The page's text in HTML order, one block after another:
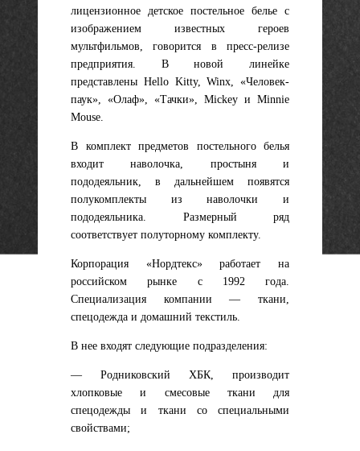
лицензионное детское постельное белье с
изображением известных героев
мультфильмов, говорится в пресс-релизе
предприятия. В новой линейке
представлены Hello Kitty, Winx, «Человек-
паук», «Олаф», «Тачки», Mickey и Minnie
Mouse.
В комплект предметов постельного белья
входит наволочка, простыня и
пододеяльник, в дальнейшем появятся
полукомплекты из наволочки и
пододеяльника. Размерный ряд
соответствует полуторному комплекту.
Корпорация «Нордтекс» работает на
российском рынке с 1992 года.
Специализация компании — ткани,
спецодежда и домашний текстиль.
В нее входят следующие подразделения:
— Родниковский ХБК, производит
хлопковые и смесовые ткани для
спецодежды и ткани со специальными
свойствами;